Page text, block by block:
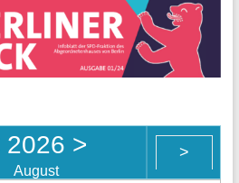
2026 >
August
>